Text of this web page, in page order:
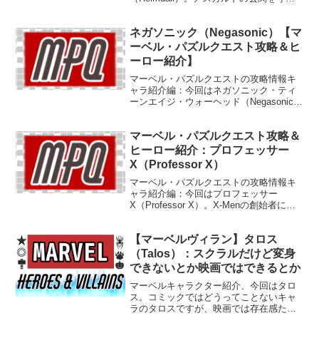
ネガソニック（Negasonic）【マ
ーベル・パズルクエスト攻略＆ヒ
ーロー紹介】
マーベル・パズルクエストの攻略情報キ
ャラ紹介編：今回はネガソニック・ティ
ーンエイジ・ウォーヘッド（Negasonic
ト。
マーベル・パズルクエスト攻略＆
ヒーロー紹介：プロフェッサー
X（Professor X）
マーベル・パズルクエストの攻略情報キ
ャラ紹介編：今回はプロフェッサー
X（Professor X）。X-Menの創始者にし
【マーベルヴィラン】タロス
（Talos）：スクラルだけど変身
できないとか映画ではできるとか
マーベルキャラクター紹介、今回はタロ
ス。コミックではどうってことないキャ
ラのタロスですが、映画では存在感たっ